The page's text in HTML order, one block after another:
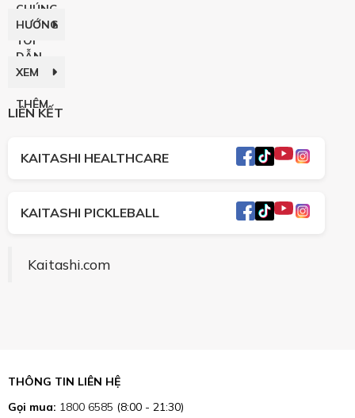
CHÚNG
TÔI
HƯỚNG
DẪN
XEM
THÊM
LIÊN KẾT
KAITASHI HEALTHCARE
KAITASHI PICKLEBALL
Kaitashi.com
THÔNG TIN LIÊN HỆ
Gọi mua: 1800 6585 (8:00 - 21:30)